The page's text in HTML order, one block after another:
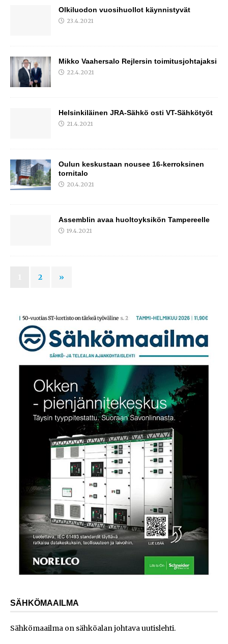
Olkiluodon vuosihuollot käynnistyvät
23.4.2021
Mikko Vaahersalo Rejlersin toimitusjohtajaksi
22.4.2021
Helsinkiläinen JRA-Sähkö osti VT-Sähkötyöt
21.4.2021
Oulun keskustaan nousee 16-kerroksinen
tornitalo
20.4.2021
Assemblin avaa huoltoyksikön Tampereelle
19.4.2021
2 »
SÄHKÖMAAILMA
Sähkömaailma on sähköalan johtava uutislehti.